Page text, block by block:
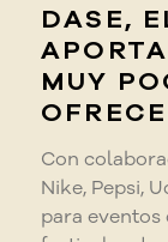
DASE,
MUY
Con
Nike, Pepsi,
para eventos